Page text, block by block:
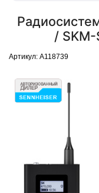
/ SKM-
Артикул: A118739